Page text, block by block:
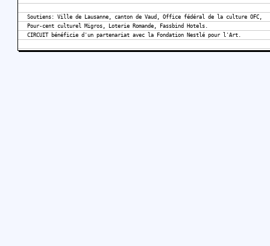
Soutiens: Ville de Lausanne, canton de Vaud, Office fédéral de la culture OFC,
Pour-cent culturel Migros, Loterie Romande, Fassbind Hotels.
CIRCUIT bénéficie d'un partenariat avec la Fondation Nestlé pour l'Art.